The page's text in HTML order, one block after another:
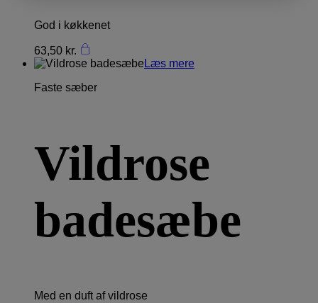
God i køkkenet
63,50 kr.
Læs mere
Faste sæber
Vildrose
badesæbe
Med en duft af vildrose